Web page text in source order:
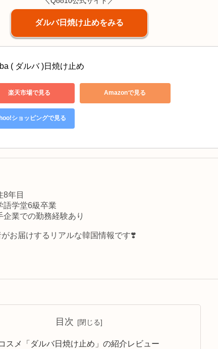
ダルバ日焼け止めをみる
( ダルバ )日焼け止め
楽天市場で見る Amazonで見る
ショッピングで見る
年目
学堂6級卒業
業での勤務経験あり
お届けするリアルな韓国情報です❣️
目次
スメ「ダルバ日焼け止め」の紹介レビュー